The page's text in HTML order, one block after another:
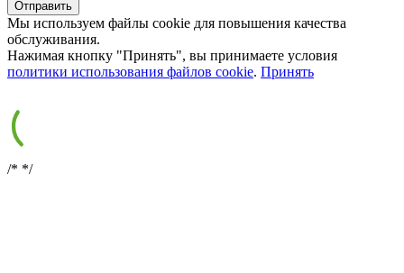
Мы используем файлы cookie для повышения качества
обслуживания.
Нажимая кнопку "Принять", вы принимаете условия
политики использования файлов cookie. Принять
/* */